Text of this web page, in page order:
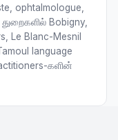
ophtalmologue,
Bobigny,
Le Blanc-Mesnil
language
களின்